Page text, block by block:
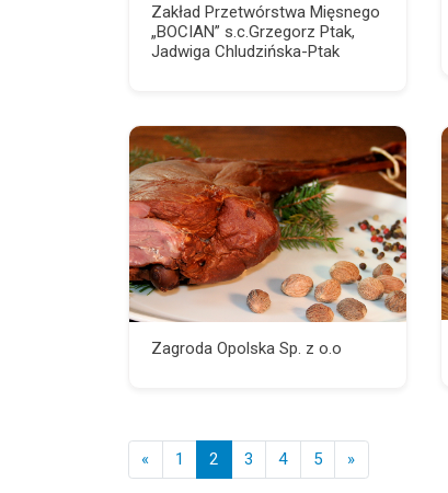
Zakład Przetwórstwa Mięsnego
„BOCIAN” s.c.Grzegorz Ptak,
Jadwiga Chludzińska-Ptak
Zagroda Opolska Sp. z o.o
Posts navigation
« 1 2 3 4 5 »